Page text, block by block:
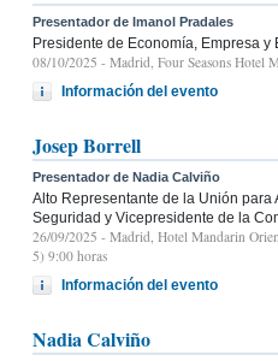
Presentador de Imanol Pradales
Presidente de Economía, Empresa y
08/10/2025 - Madrid, Four Seasons Hotel
Información del evento
Josep Borrell
Presentador de Nadia Calviño
Alto Representante de la Unión para
Seguridad y Vicepresidente de la
26/09/2025 - Madrid, Hotel Mandarin
5) 9:00 horas
Información del evento
Nadia Calviño